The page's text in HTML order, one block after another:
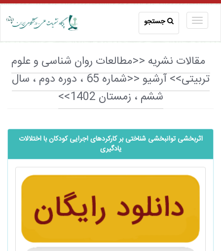
جستجو
مقالات نشریه <<مطالعات روان شناسی و علوم
تربیتی>> آرشیو <<شماره 65 ، دوره دوم ، سال
ششم ، زمستان 1402>>
اثربخشی توانبخشی شناختی بر کارکردهای اجرایی کودکان با اختلالات
یادگیری